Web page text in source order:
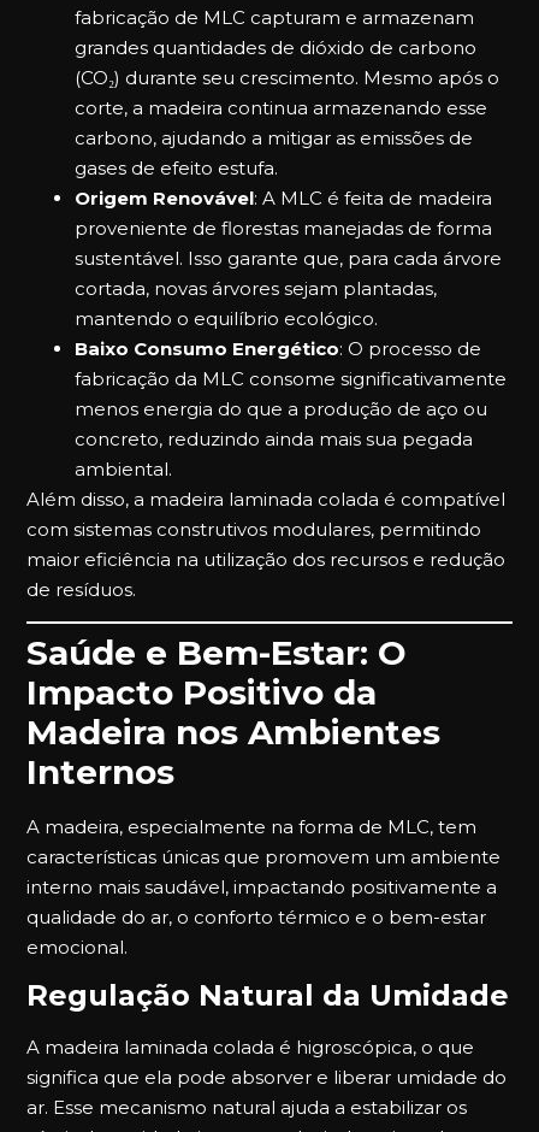
fabricação de MLC capturam e armazenam
grandes quantidades de dióxido de carbono
(CO₂) durante seu crescimento. Mesmo após o
corte, a madeira continua armazenando esse
carbono, ajudando a mitigar as emissões de
gases de efeito estufa.
Origem Renovável: A MLC é feita de madeira
proveniente de florestas manejadas de forma
sustentável. Isso garante que, para cada árvore
cortada, novas árvores sejam plantadas,
mantendo o equilíbrio ecológico.
Baixo Consumo Energético: O processo de
fabricação da MLC consome significativamente
menos energia do que a produção de aço ou
concreto, reduzindo ainda mais sua pegada
ambiental.
Além disso, a madeira laminada colada é compatível
com sistemas construtivos modulares, permitindo
maior eficiência na utilização dos recursos e redução
de resíduos.
Saúde e Bem-Estar: O
Impacto Positivo da
Madeira nos Ambientes
Internos
A madeira, especialmente na forma de MLC, tem
características únicas que promovem um ambiente
interno mais saudável, impactando positivamente a
qualidade do ar, o conforto térmico e o bem-estar
emocional.
Regulação Natural da Umidade
A madeira laminada colada é higroscópica, o que
significa que ela pode absorver e liberar umidade do
ar. Esse mecanismo natural ajuda a estabilizar os